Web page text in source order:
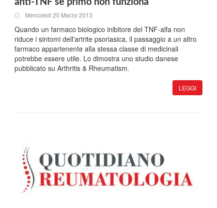
anti-TNF se primo non funziona
Mercoledi 20 Marzo 2013
Quando un farmaco biologico inibitore del TNF-alfa non
riduce i sintomi dell'artrite psoriasica, il passaggio a un altro
farmaco appartenente alla stessa classe di medicinali
potrebbe essere utile. Lo dimostra uno studio danese
pubblicato su Arthritis & Rheumatism.
LEGGI